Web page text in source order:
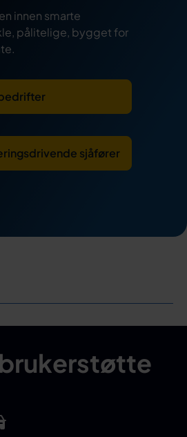
innen smarte
pålitelige, bygget for
sjåfører